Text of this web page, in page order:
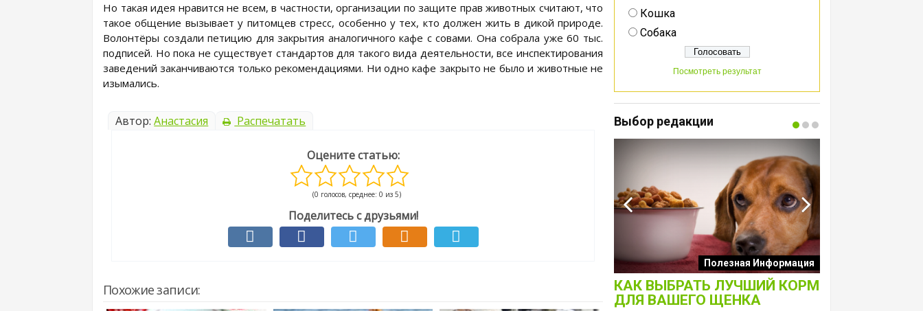
Но такая идея нравится не всем, в частности, организации по защите прав животных считают, что
такое общение вызывает у питомцев стресс, особенно у тех, кто должен жить в дикой природе.
Волонтёры создали петицию для закрытия аналогичного кафе с совами. Она собрала уже 60 тыс.
подписей. Но пока не существует стандартов для такого вида деятельности, все инспектирования
заведений заканчиваются только рекомендациями. Ни одно кафе закрыто не было и животные не
изымались.
Автор:Анастасия Распечатать
Оцените статью:
(0 голосов, среднее: 0 из 5)
Поделитесь с друзьями!
Похожие записи:
Кошка
Собака
Посмотреть результат
Выбор редакции
Полезная Информация
КАК ВЫБРАТЬ ЛУЧШИЙ КОРМ
ДЛЯ ВАШЕГО ЩЕНКА